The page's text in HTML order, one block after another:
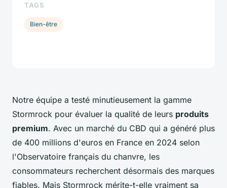
Notre équipe a testé minutieusement la gamme
Stormrock pour évaluer la qualité de leurs produits
premium. Avec un marché du CBD qui a généré plus
de 400 millions d'euros en France en 2024 selon
l'Observatoire français du chanvre, les
consommateurs recherchent désormais des marques
fiables. Mais Stormrock mérite-t-elle vraiment sa
TAGS
Bien-être